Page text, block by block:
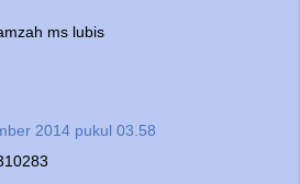
ms lubis
2014 pukul 03.58